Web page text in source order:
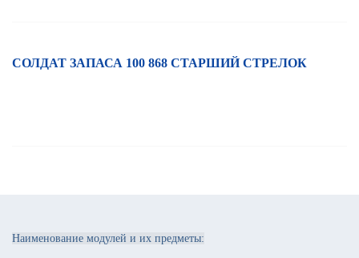
СОЛДАТ ЗАПАСА 100 868 СТАРШИЙ СТРЕЛОК
Наименование модулей и их предметы: